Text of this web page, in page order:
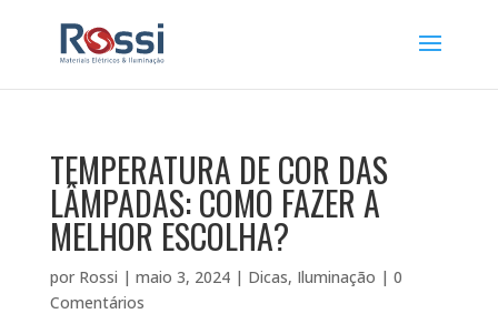
TEMPERATURA DE COR DAS
LÂMPADAS: COMO FAZER A
MELHOR ESCOLHA?
por Rossi | maio 3, 2024| Dicas, Iluminação | 0
Comentários